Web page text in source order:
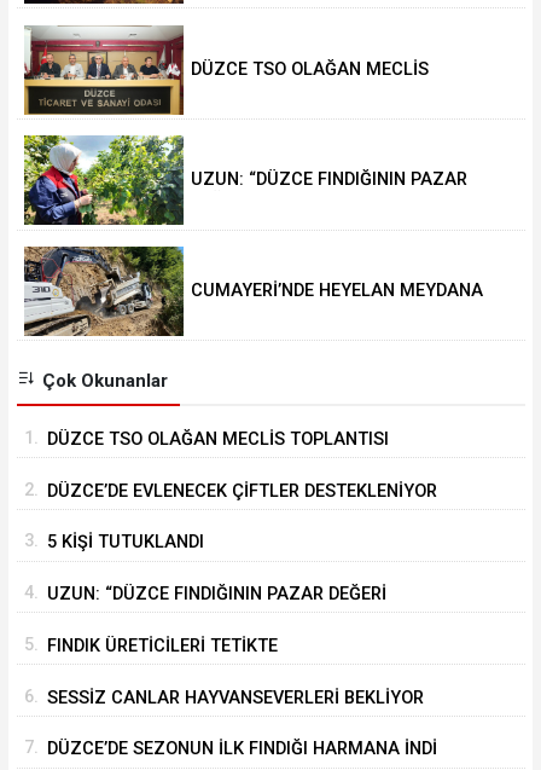
DÜZCE TSO OLAĞAN MECLİS
UZUN: “DÜZCE FINDIĞININ PAZAR
CUMAYERİ’NDE HEYELAN MEYDANA
Çok Okunanlar
1. DÜZCE TSO OLAĞAN MECLİS TOPLANTISI
2. DÜZCE’DE EVLENECEK ÇİFTLER DESTEKLENİYOR
3. 5 KİŞİ TUTUKLANDI
4. UZUN: “DÜZCE FINDIĞININ PAZAR DEĞERİ
5. FINDIK ÜRETİCİLERİ TETİKTE
6. SESSİZ CANLAR HAYVANSEVERLERİ BEKLİYOR
7. DÜZCE’DE SEZONUN İLK FINDIĞI HARMANA İNDİ